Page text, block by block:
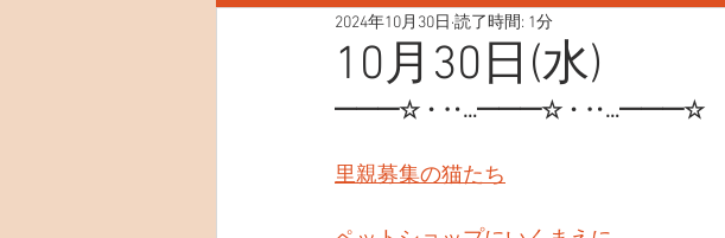
10月30日(水)
2024年10月30日 読了時間: 1分
━━━☆・‥…━━━☆・‥…━━━☆
里親募集の猫たち